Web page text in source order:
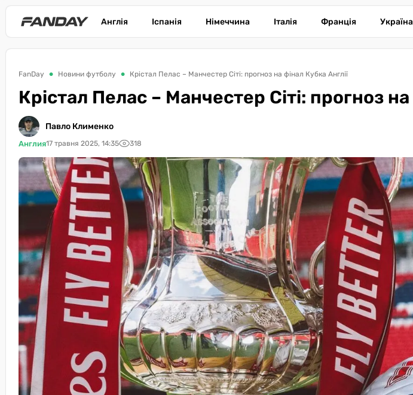
Англія Іспанія Німеччина Італія Франція Україна
FanDay Новини футболу Крістал Пелас – Манчестер Сіті: прогноз на фінал Кубка Англії
Крістал Пелас – Манчестер Сіті: прогноз
Павло Клименко
Англия17 травня 2025, 14:35 318